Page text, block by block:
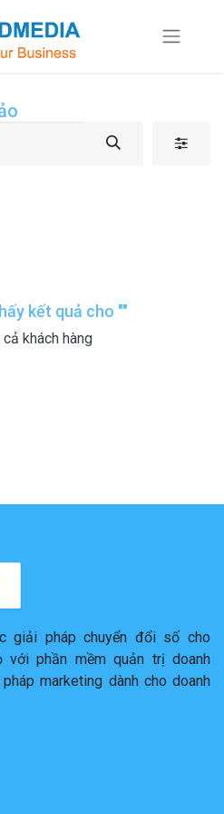
kết quả cho ""
khách hàng
giải pháp chuyển đổi số cho
với phần mềm quản trị doanh
marketing dành cho doanh